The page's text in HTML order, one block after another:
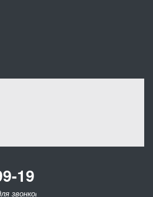
19
по оптовым заказам